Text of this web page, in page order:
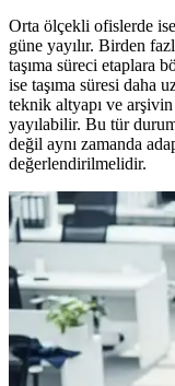
Orta ölçekli ofislerde
güne yayılır. Birden
taşıma süreci etaplara
ise taşıma süresi daha
teknik altyapı ve
yayılabilir. Bu tür
değil aynı zamanda
değerlendirilmelidir.